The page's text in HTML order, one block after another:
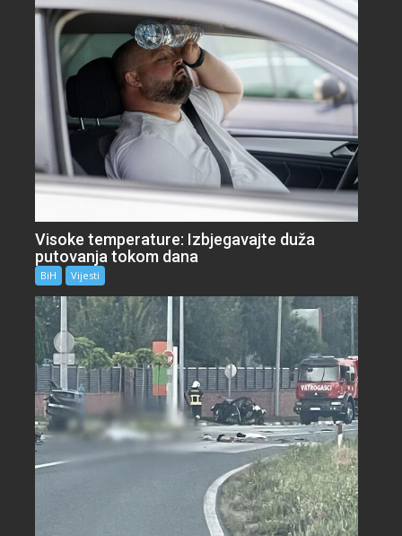
Visoke temperature: Izbjegavajte duža
putovanja tokom dana
BiH Vijesti